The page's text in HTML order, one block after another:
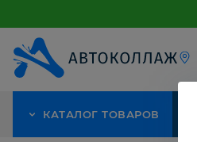
КАТАЛОГ ТОВАРОВ